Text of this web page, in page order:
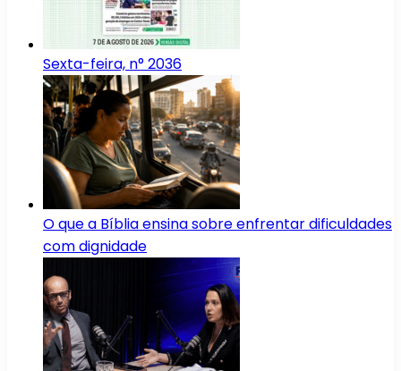
Sexta-feira, n° 2036
O que a Bíblia ensina sobre enfrentar dificuldades
com dignidade